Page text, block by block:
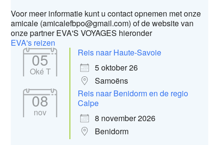
Voor meer informatie kunt u contact opnemen met onze
amicale (amicalefbpo@gmail.com) of de website van
onze partner EVA'S VOYAGES hieronder
EVA's reizen
05
Oké T
Reis naar Haute-Savoie
5 oktober 26
Samoëns
08
nov
Reis naar Benidorm en de regio
Calpe
8 november 2026
Benidorm